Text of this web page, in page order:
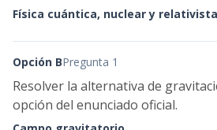
Física cuántica, nuclear y relativista
Opción BPregunta 1
Resolver la alternativa de
opción del enunciado oficial.